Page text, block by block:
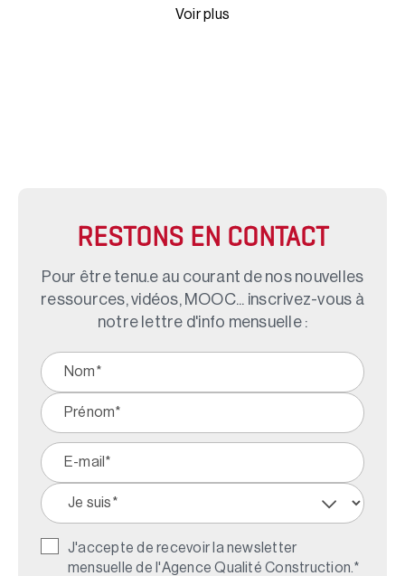
Voir plus
RESTONS EN CONTACT
Pour être tenu.e au courant de nos nouvelles
ressources, vidéos, MOOC... inscrivez-vous à
notre lettre d'info mensuelle :
J'accepte de recevoir la newsletter
mensuelle de l'Agence Qualité Construction. *